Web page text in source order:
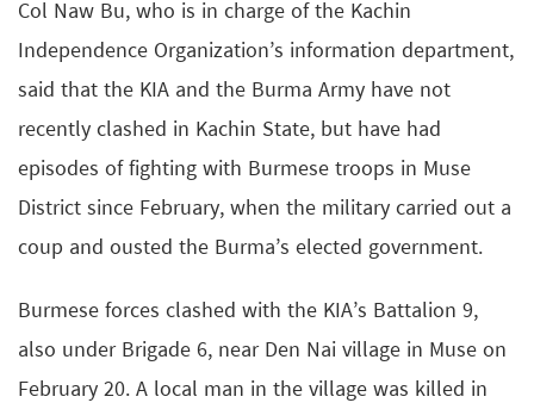
Col Naw Bu, who is in charge of the Kachin
Independence Organization’s information department,
said that the KIA and the Burma Army have not
recently clashed in Kachin State, but have had
episodes of fighting with Burmese troops in Muse
District since February, when the military carried out a
coup and ousted the Burma’s elected government.
Burmese forces clashed with the KIA’s Battalion 9,
also under Brigade 6, near Den Nai village in Muse on
February 20. A local man in the village was killed in